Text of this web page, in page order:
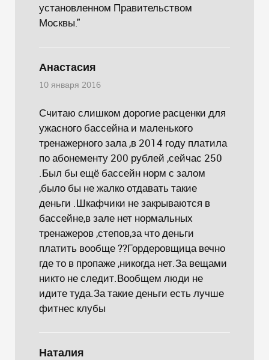
установленном Правительством
Москвы."
Анастасия
10 января 2016
Считаю слишком дорогие расценки для
ужасного бассейна и маленького
тренажерного зала ,в 2014 году платила
по абонементу 200 рублей ,сейчас 250
.Был бы ещё бассейн норм с залом
,было бы не жалко отдавать такие
деньги .Шкафчики не закрываются в
бассейне,в зале нет нормальных
тренажеров ,степов,за что деньги
платить вообще ??Гордеровщица вечно
где то в пропаже ,никогда нет.За вещами
никто не следит.Вообщем люди не
идите туда.За такие деньги есть лучше
фитнес клубы
Наталия